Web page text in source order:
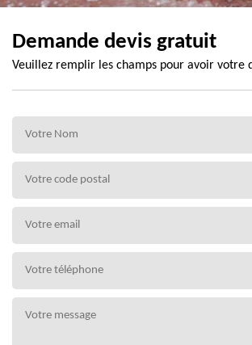
Demande devis gratuit
Veuillez remplir les champs pour avoir votre